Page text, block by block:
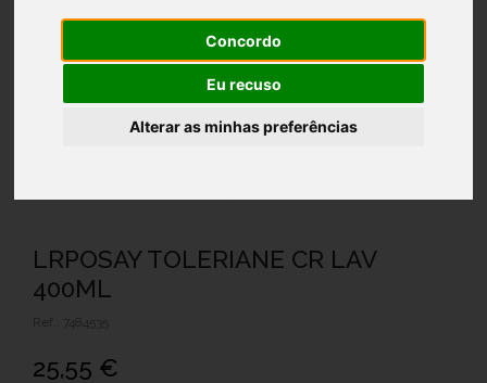
Concordo
Eu recuso
Alterar as minhas preferências
LRPOSAY TOLERIANE CR LAV
400ML
Ref.: 7484535
25,55 €